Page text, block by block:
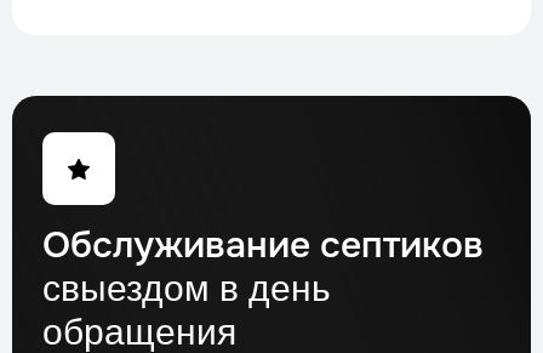
Обслуживание септиков
свыездом в день
обращения